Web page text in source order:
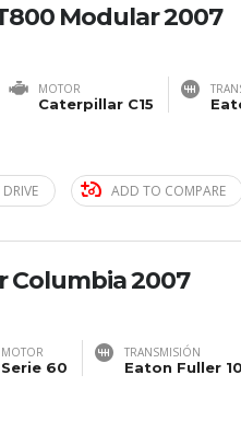
Modular 2007
MOTOR
Caterpillar C15
ADD TO COMPARE
Columbia 2007
MOTOR
Serie 60
TRANSMISIÓN
Eaton Fuller